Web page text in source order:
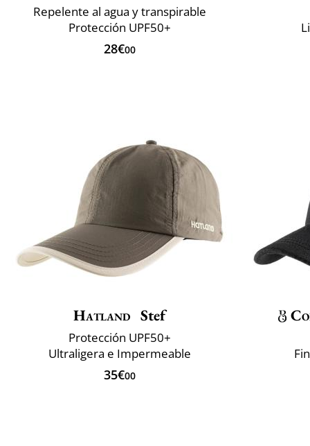
Repelente al agua y transpirable
Protección UPF50+
28€00
Hatland Stef
Protección UPF50+
Ultraligera e Impermeable
35€00